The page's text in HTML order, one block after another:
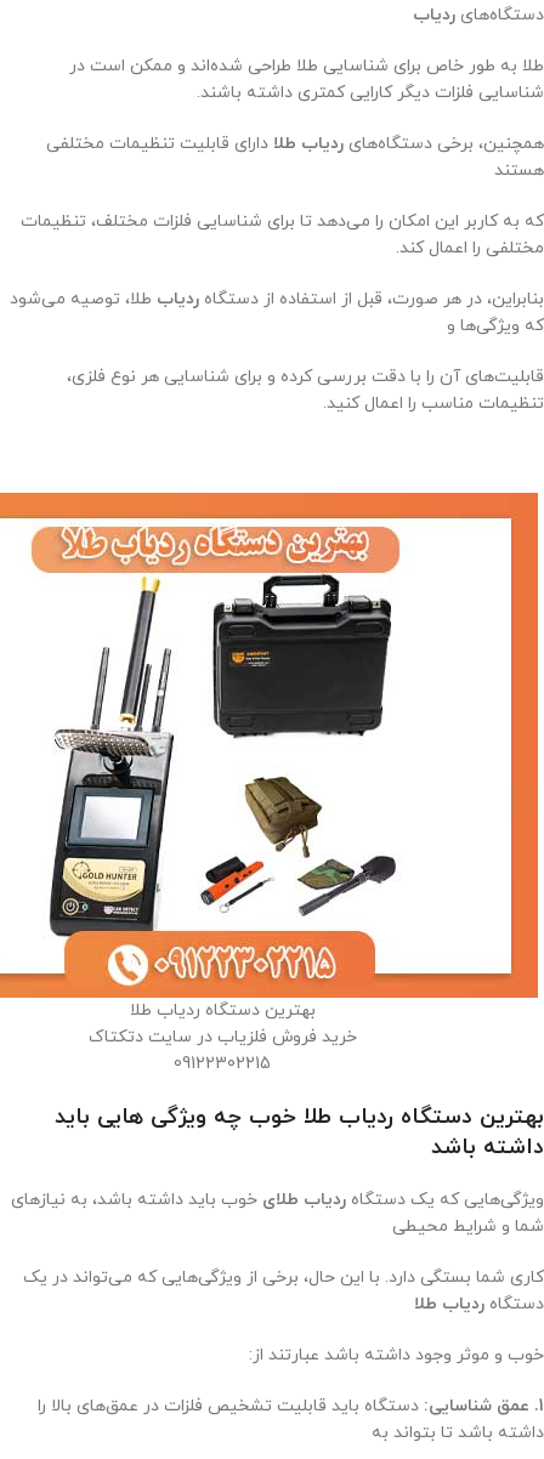
دستگاه‌های ردیاب
طلا به طور خاص برای شناسایی طلا طراحی شده‌اند و ممکن است در
شناسایی فلزات دیگر کارایی کمتری داشته باشند.
همچنین، برخی دستگاه‌های ردیاب طلا دارای قابلیت تنظیمات مختلفی
هستند
که به کاربر این امکان را می‌دهد تا برای شناسایی فلزات مختلف، تنظیمات
مختلفی را اعمال کند.
بنابراین، در هر صورت، قبل از استفاده از دستگاه ردیاب طلا، توصیه می‌شود
که ویژگی‌ها و
قابلیت‌های آن را با دقت بررسی کرده و برای شناسایی هر نوع فلزی،
تنظیمات مناسب را اعمال کنید.
بهترین دستگاه ردیاب طلا
خرید فروش فلزیاب در سایت دتکتاک
09122302215
بهترین دستگاه ردیاب طلا خوب چه ویژگی هایی باید
داشته باشد
ویژگی‌هایی که یک دستگاه ردیاب طلای خوب باید داشته باشد، به نیازهای
شما و شرایط محیطی
کاری شما بستگی دارد. با این حال، برخی از ویژگی‌هایی که می‌تواند در یک
دستگاه ردیاب طلا
خوب و موثر وجود داشته باشد عبارتند از:
1. عمق شناسایی:
دستگاه باید قابلیت تشخیص فلزات در عمق‌های بالا را
داشته باشد تا بتواند به